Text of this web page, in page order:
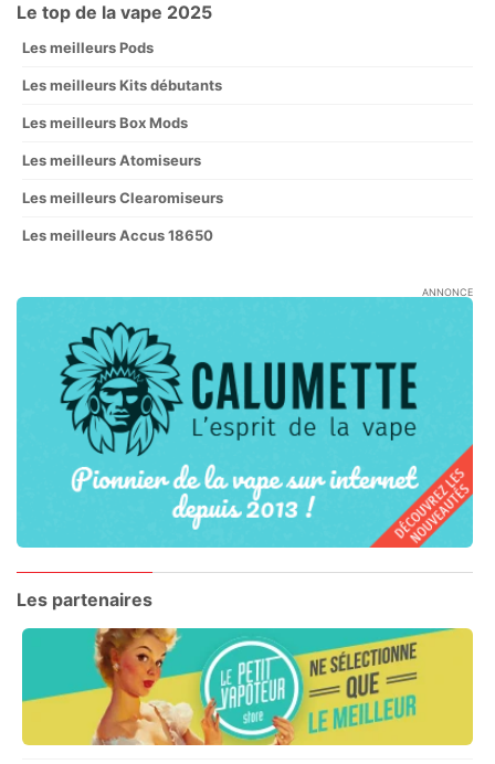
Le top de la vape 2025
Les meilleurs Pods
Les meilleurs Kits débutants
Les meilleurs Box Mods
Les meilleurs Atomiseurs
Les meilleurs Clearomiseurs
Les meilleurs Accus 18650
ANNONCE
Les partenaires